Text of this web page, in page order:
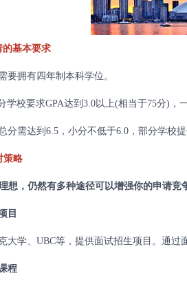
基本要求
拥有四年制本科学位。
校要求GPA达到3.0以上(相当于75分)，一
需达到6.5，小分不低于6.0，部分学校提
略
，仍然有多种途径可以增强你的申请竞
目
学、UBC等，提供面试招生项目。通过
程